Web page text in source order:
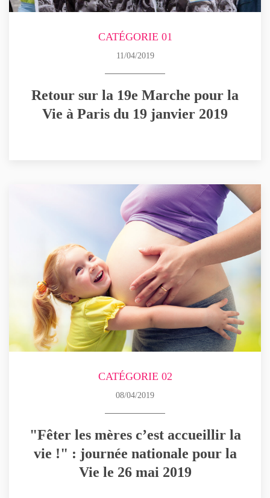
CATÉGORIE 01
11/04/2019
Retour sur la 19e Marche pour la
Vie à Paris du 19 janvier 2019
CATÉGORIE 02
08/04/2019
"Fêter les mères c’est accueillir la
vie !" : journée nationale pour la
Vie le 26 mai 2019